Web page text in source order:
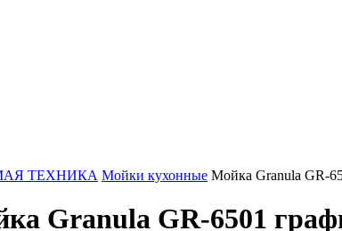
ТЕХНИКА Мойки кухонные Мойка Granula GR-
Granula GR-6501